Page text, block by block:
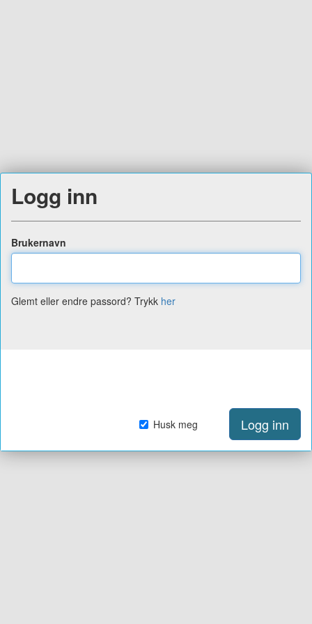
Logg inn
Brukernavn
Glemt eller endre passord? Trykk her
Husk meg Logg inn